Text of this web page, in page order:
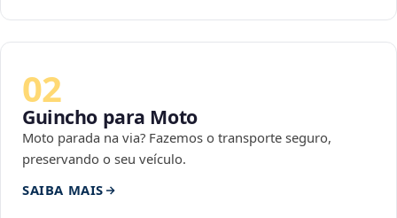
02
Guincho para Moto
Moto parada na via? Fazemos o transporte seguro,
preservando o seu veículo.
SAIBA MAIS